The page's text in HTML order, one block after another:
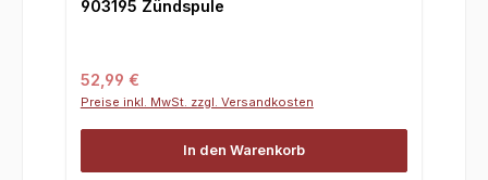
903195 Zündspule
Regulärer Preis:
52,99 €
Preise inkl. MwSt. zzgl. Versandkosten
In den Warenkorb